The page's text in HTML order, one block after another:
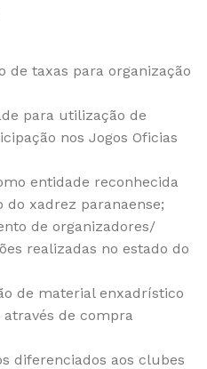
de taxas para organização
para utilização de
nos Jogos Oficias
entidade reconhecida
do xadrez paranaense;
de organizadores/
realizadas no estado do
de material enxadrístico
de compra
diferenciados aos clubes